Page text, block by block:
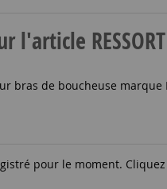
l'article RESSORT
bras de boucheuse marque
pour le moment.